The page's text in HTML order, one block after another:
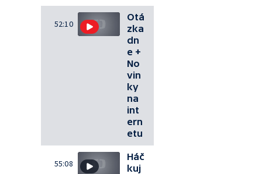
52:10
Otá
zka
dn
e +
No
vin
ky
na
int
ern
etu
55:08
Háč
kuj